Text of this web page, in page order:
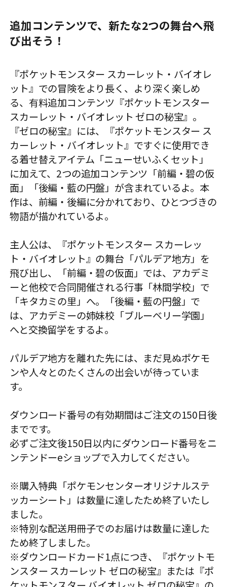
追加コンテンツで、新たな2つの舞台へ飛
び出そう！
『ポケットモンスター スカーレット・バイオレ
ット』での冒険をより長く、より深く楽しめ
る、有料追加コンテンツ『ポケットモンスター
スカーレット・バイオレット ゼロの秘宝』。
『ゼロの秘宝』には、『ポケットモンスター ス
カーレット・バイオレット』ですぐに使用でき
る着せ替えアイテム「ニューせいふくセット」
に加えて、2つの追加コンテンツ「前編・碧の仮
面」「後編・藍の円盤」が含まれているよ。本
作は、前編・後編に分かれており、ひとつづきの
物語が描かれているよ。
主人公は、『ポケットモンスター スカーレッ
ト・バイオレット』の舞台「パルデア地方」を
飛び出し、「前編・碧の仮面」では、アカデミ
ーと他校で合同開催される行事「林間学校」で
「キタカミの里」へ。「後編・藍の円盤」で
は、アカデミーの姉妹校「ブルーベリー学園」
へと交換留学をするよ。
パルデア地方を離れた先には、まだ見ぬポケモ
ンや人々とのたくさんの出会いが待っていま
す。
ダウンロード番号の有効期間はご注文の150日後
までです。
必ずご注文後150日以内にダウンロード番号をニ
ンテンドーeショップで入力してください。
※購入特典「ポケモンセンターオリジナルステ
ッカーシート」は数量に達したため終了いたし
ました。
※特別な配送用冊子でのお届けは数量に達した
ため終了しました。
※ダウンロードカード1点につき、『ポケットモ
ンスター スカーレット ゼロの秘宝』または『ポ